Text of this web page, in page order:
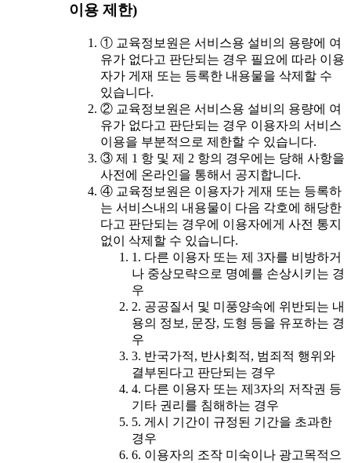
이용 제한)
① 교육정보원은 서비스용 설비의 용량에 여
유가 없다고 판단되는 경우 필요에 따라 이용
자가 게재 또는 등록한 내용물을 삭제할 수
있습니다.
② 교육정보원은 서비스용 설비의 용량에 여
유가 없다고 판단되는 경우 이용자의 서비스
이용을 부분적으로 제한할 수 있습니다.
③ 제 1 항 및 제 2 항의 경우에는 당해 사항을
사전에 온라인을 통해서 공지합니다.
④ 교육정보원은 이용자가 게재 또는 등록하
는 서비스내의 내용물이 다음 각호에 해당한
다고 판단되는 경우에 이용자에게 사전 통지
없이 삭제할 수 있습니다.
1. 다른 이용자 또는 제 3자를 비방하거
나 중상모략으로 명예를 손상시키는 경
우
2. 공공질서 및 미풍양속에 위반되는 내
용의 정보, 문장, 도형 등을 유포하는 경
우
3. 반국가적, 반사회적, 범죄적 행위와
결부된다고 판단되는 경우
4. 다른 이용자 또는 제3자의 저작권 등
기타 권리를 침해하는 경우
5. 게시 기간이 규정된 기간을 초과한
경우
6. 이용자의 조작 미숙이나 광고목적으